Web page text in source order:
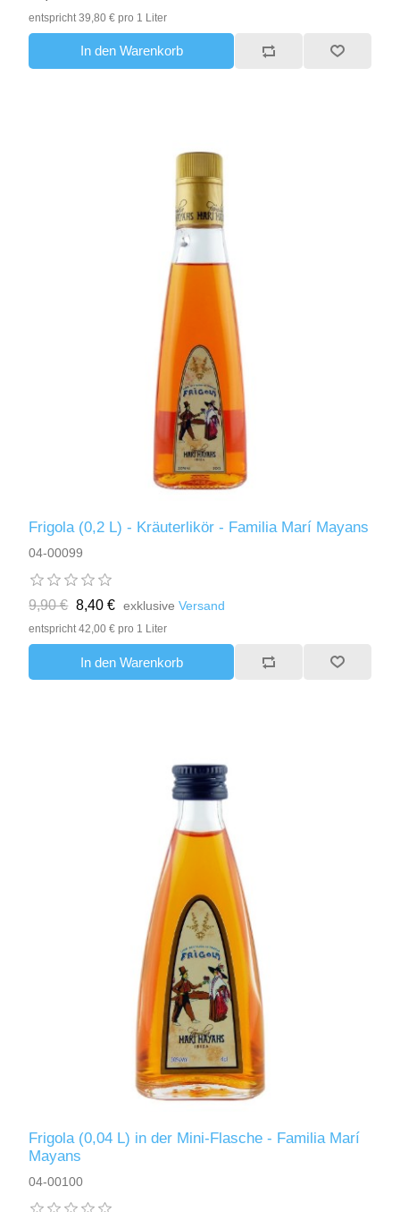
entspricht 39,80 € pro 1 Liter
In den Warenkorb
Frigola (0,2 L) - Kräuterlikör - Familia Marí Mayans
04-00099
9,90 € 8,40 € exklusiveVersand
entspricht 42,00 € pro 1 Liter
In den Warenkorb
Frigola (0,04 L) in der Mini-Flasche - Familia Marí
Mayans
04-00100